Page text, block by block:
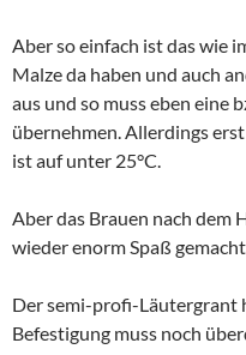
Aber so einfach ist das wie
Malze da haben und auch
aus und so muss eben eine
übernehmen. Allerdings
ist auf unter 25°C.
Aber das Brauen nach dem
wieder enorm Spaß gemacht.
Der semi-profi-Läutergrant
Befestigung muss noch